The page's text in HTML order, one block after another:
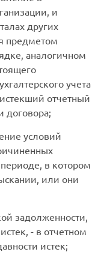
и
других
предметом
аналогичном
учета
отчетный
договора;
условий
в котором
или они
задолженности,
- в отчетном
истек;